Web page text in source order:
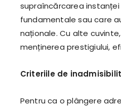
supraîncărcarea
fundamentale sau care
naționale. Cu alte
menținerea prestigiului,
Criteriile de
Pentru ca o plângere